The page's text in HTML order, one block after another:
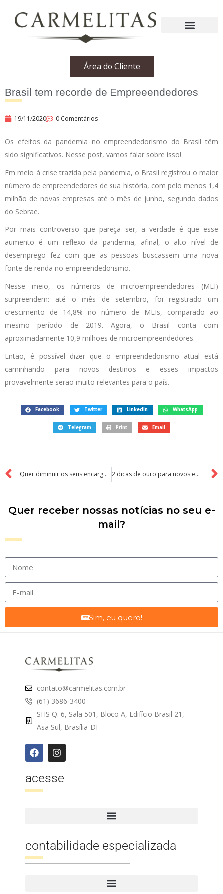
Área do Cliente
Brasil tem recorde de Empreeendedores
19/11/2020 0 Comentários
Os efeitos da pandemia no empreendedorismo do Brasil têm
sido significativos. Nesse post, vamos falar sobre isso!
Em meio à crise trazida pela pandemia, o Brasil registrou o maior
número de empreendedores de sua história, com pelo menos 1,4
milhão de novas empresas até o mês de junho, segundo dados
do Sebrae.
Por mais controverso que pareça ser, a verdade é que esse
aumento é um reflexo da pandemia, afinal, o alto nível de
desemprego fez com que as pessoas buscassem uma nova
fonte de renda no empreendedorismo.
Nesse meio, os números de microempreendedores (MEI)
surpreendem: até o mês de setembro, foi registrado um
crescimento de 14,8% no número de MEIs, comparado ao
mesmo período de 2019. Agora, o Brasil conta com
aproximadamente 10,9 milhões de microempreendedores.
Então, é possível dizer que o empreendedorismo atual está
caminhando para novos destinos e esses impactos
provavelmente serão muito relevantes para o país.
Facebook Twitter LinkedIn WhatsApp
Telegram Print Email
Quer diminuir os seus encargos tributários? Saiba como! 2 dicas de ouro para novos empreendedores
Quer receber nossas notícias no seu e-
mail?
Sim, eu quero!
contato@carmelitas.com.br
(61) 3686-3400
SHS Q. 6, Sala 501, Bloco A, Edifício Brasil 21,
Asa Sul, Brasília-DF
acesse
contabilidade especializada